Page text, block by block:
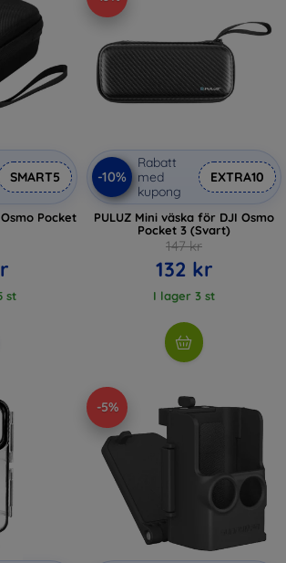
SMART5
Pocket
st
-10%
Rabatt
med
kupong
EXTRA10
PULUZ Mini väska för DJI Osmo
Pocket 3 (Svart)
147 kr
132 kr
I lager 3 st
-5%